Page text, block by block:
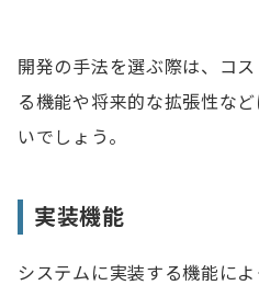
開発の手法を選ぶ際は、コ
る機能や将来的な拡張性な
いでしょう。
実装機能
システムに実装する機能に